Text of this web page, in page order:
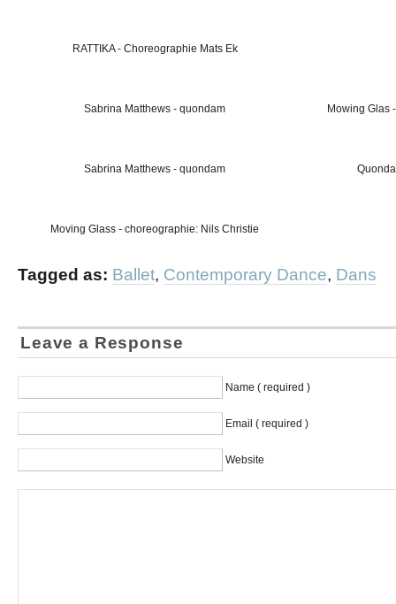
RATTIKA - Choreographie Mats Ek
Sabrina Matthews - quondam Mowing Glas
Sabrina Matthews - quondam
Moving Glass - choreographie: Nils Christie
Tagged as: Ballet, Contemporary Dance, Dans
Leave a Response
Name ( required )
Email ( required )
Website